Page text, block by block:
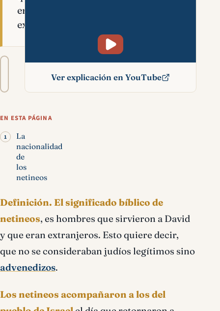
eran
extranjeros.
Tamaño
A− A+
Ver explicación en YouTube
EN ESTA PÁGINA
La
nacionalidad
de
los
netineos
Definición. El significado bíblico de
netineos, es hombres que sirvieron a David
y que eran extranjeros. Esto quiere decir,
que no se consideraban judíos legítimos sino
advenedizos.
Los netineos acompañaron a los del